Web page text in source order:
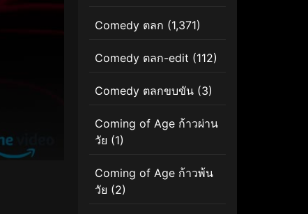
Comedy ตลก (1,371)
Comedy ตลก-edit (112)
Comedy ตลกขบขัน (3)
Coming of Age ก้าวผ่าน
วัย (1)
Coming of Age ก้าวพ้น
วัย (2)